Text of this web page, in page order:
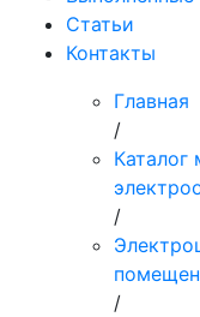
Статьи
Контакты
Главная
/
Каталог
/
/